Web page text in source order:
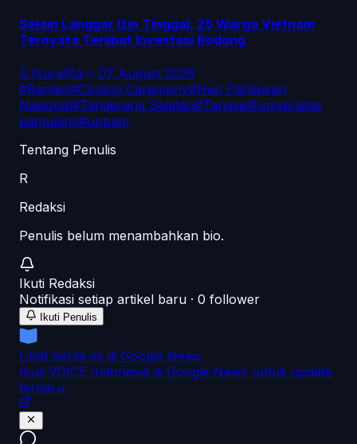
Selain Langgar Izin Tinggal, 25 Warga Vietnam
Ternyata Terlibat Investasi Bodong
S Nurafifa·
07 August 2026
#Banten#Closing Ceremony#Hari Pahlawan
Nasional#Tangerang Selatan#Tangsel#universitas
pamulang#unpam
Tentang Penulis
R
Redaksi
Penulis belum menambahkan bio.
Ikuti Redaksi
Notifikasi setiap artikel baru · 0 follower
Ikuti Penulis
Lihat berita ini di Google News
Ikuti VOICE Indonesia di Google News untuk update
terbaru